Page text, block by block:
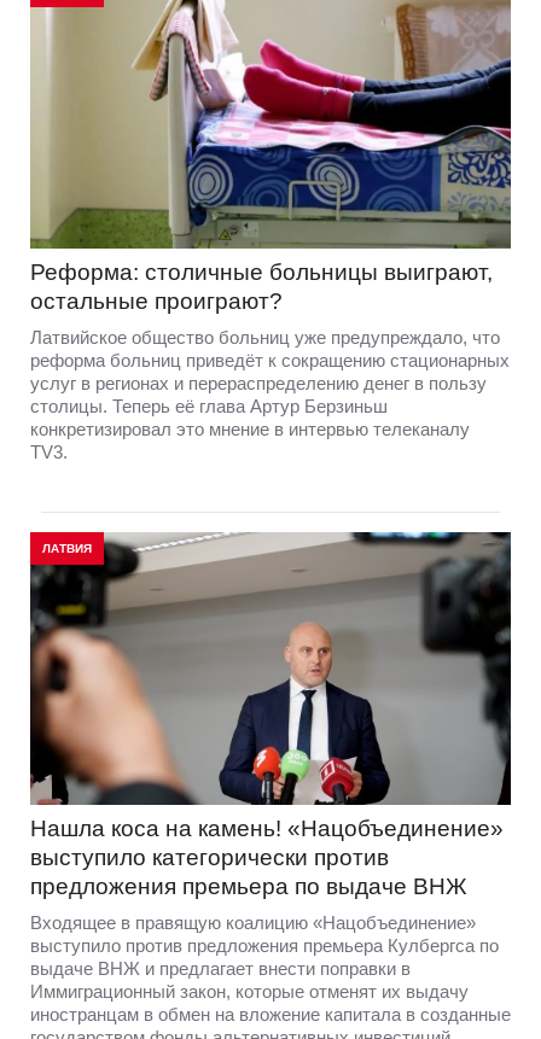
Реформа: столичные больницы выиграют,
остальные проиграют?
Латвийское общество больниц уже предупреждало, что
реформа больниц приведёт к сокращению стационарных
услуг в регионах и перераспределению денег в пользу
столицы. Теперь её глава Артур Берзиньш
конкретизировал это мнение в интервью телеканалу
TV3.
ЛАТВИЯ
Нашла коса на камень! «Нацобъединение»
выступило категорически против
предложения премьера по выдаче ВНЖ
Входящее в правящую коалицию «Нацобъединение»
выступило против предложения премьера Кулбергса по
выдаче ВНЖ и предлагает внести поправки в
Иммиграционный закон, которые отменят их выдачу
иностранцам в обмен на вложение капитала в созданные